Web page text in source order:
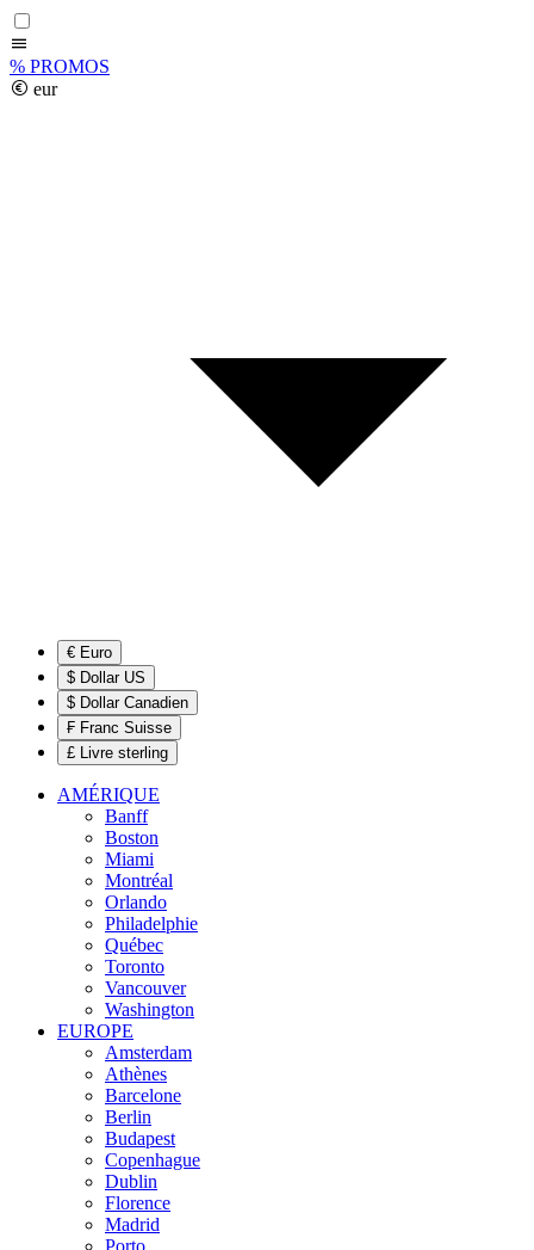
% PROMOS
eur
€ Euro
$ Dollar US
$ Dollar Canadien
₣ Franc Suisse
£ Livre sterling
AMÉRIQUE
Banff
Boston
Miami
Montréal
Orlando
Philadelphie
Québec
Toronto
Vancouver
Washington
EUROPE
Amsterdam
Athènes
Barcelone
Berlin
Budapest
Copenhague
Dublin
Florence
Madrid
Porto